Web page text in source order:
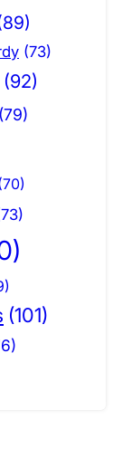
(73)
(92)
(79)
(101)